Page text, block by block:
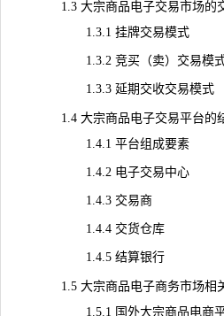
1.3 大宗商品电子交易市场的
1.3.1 挂牌交易模式
1.3.2 竞买（卖）交易模
1.3.3 延期交收交易模式
1.4 大宗商品电子交易平台的
1.4.1 平台组成要素
1.4.2 电子交易中心
1.4.3 交易商
1.4.4 交货仓库
1.4.5 结算银行
1.5 大宗商品电子商务市场相
1.5.1 国外大宗商品电商平